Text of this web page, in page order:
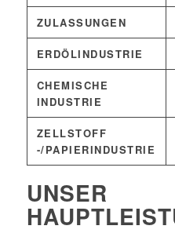
ZULASSUNGEN
ERDÖLINDUSTRIE
CHEMISCHE
INDUSTRIE
ZELLSTOFF
-/PAPIERINDUSTRIE
UNSER